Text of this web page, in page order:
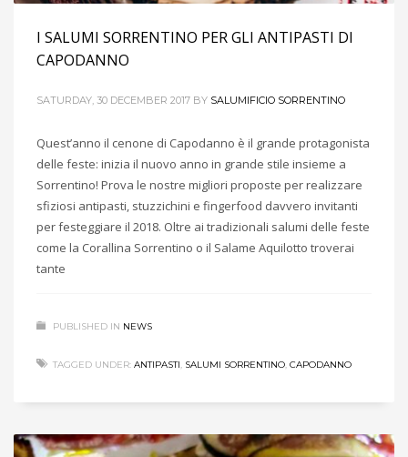
I SALUMI SORRENTINO PER GLI ANTIPASTI DI
CAPODANNO
SATURDAY, 30 DECEMBER 2017 BY SALUMIFICIO SORRENTINO
Quest’anno il cenone di Capodanno è il grande protagonista
delle feste: inizia il nuovo anno in grande stile insieme a
Sorrentino! Prova le nostre migliori proposte per realizzare
sfiziosi antipasti, stuzzichini e fingerfood davvero invitanti
per festeggiare il 2018. Oltre ai tradizionali salumi delle feste
come la Corallina Sorrentino o il Salame Aquilotto troverai
tante
PUBLISHED IN NEWS
TAGGED UNDER: ANTIPASTI, SALUMI SORRENTINO, CAPODANNO